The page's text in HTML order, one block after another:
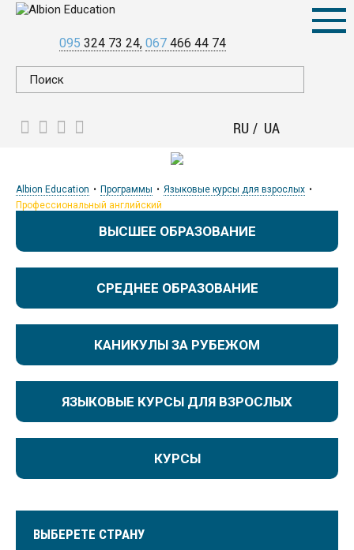
095 324 73 24 067 466 44 74
RU UA
Albion Education Программы
Языковые курсы для взрослых
Профессиональный английский
ВЫСШЕЕ ОБРАЗОВАНИЕ
СРЕДНЕЕ ОБРАЗОВАНИЕ
КАНИКУЛЫ ЗА РУБЕЖОМ
ЯЗЫКОВЫЕ КУРСЫ ДЛЯ ВЗРОСЛЫХ
КУРСЫ
ВЫБЕРЕТЕ СТРАНУ